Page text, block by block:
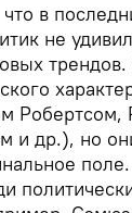
в
не
и др.), но